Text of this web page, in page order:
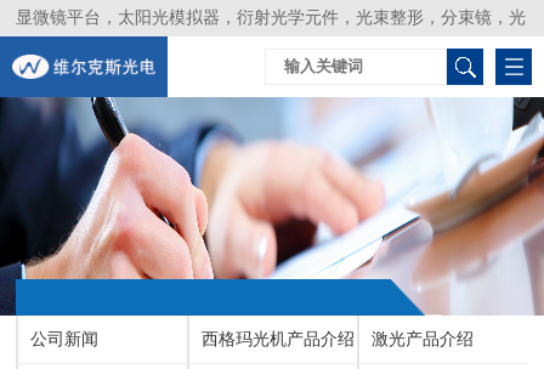
显微镜平台，太阳光模拟器，衍射光学元件，光束整形，分束镜，光
谱仪，生物激光器，光束分析仪，Layertec
公司新闻 西格玛光机产品介绍 激光产品介绍